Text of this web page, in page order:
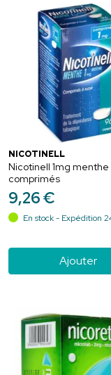
NICOTINELL
Nicotinell 1mg menthe
comprimés
9,26€
En stock - Expédition
Ajouter